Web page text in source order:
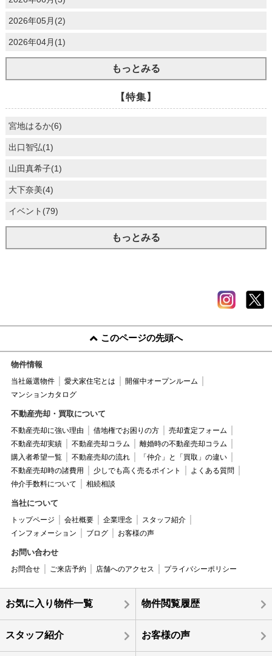
2026年05月(2)
2026年04月(1)
もっとみる
【特集】
宮地はるか(6)
出口智弘(1)
山田真希子(1)
大下奈美(4)
イベント(79)
もっとみる
このページの先頭へ
物件情報
当社厳選物件 愛犬家住宅とは
開催中オープンルーム
マンションカタログ
不動産売却・買取について
不動産売却に強い理由 借地権でお困りの方
売却査定フォーム
不動産売却実績
不動産売却コラム
離婚時の不動産売却コラム
購入者希望一覧
不動産売却の流れ
「仲介」と「買取」の違い
不動産売却時の諸費用
少しでも高く売るポイント
よくある質問
仲介手数料について
相続相談
当社について
トップページ 会社概要 企業理念
スタッフ紹介
インフォメーション
ブログ お客様の声
お問い合わせ
お問合せ ご来店予約 店舗へのアクセス プライバシーポリシー
お気に入り物件一覧 物件閲覧履歴
スタッフ紹介 お客様の声